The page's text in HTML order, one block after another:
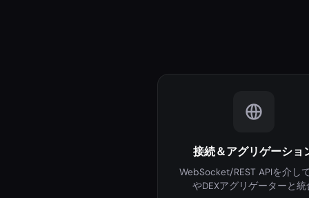
接続＆アグリゲーショ
WebSocket/REST APIを介し
やDEXアグリゲーターと統